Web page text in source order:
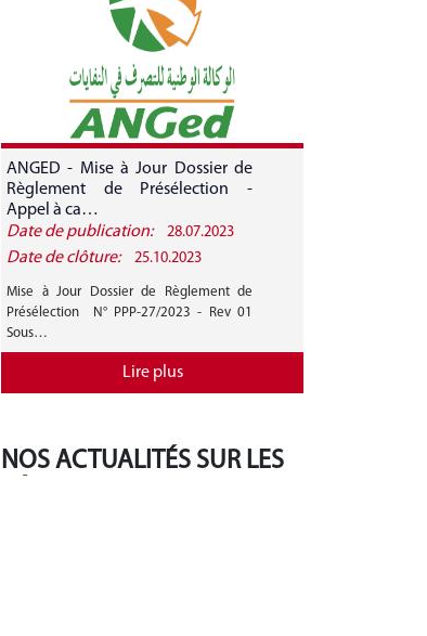
ANGED - Mise à Jour Dossier de
Règlement de Présélection -
Appel à ca…
Date de publication:
28.07.2023
Date de clôture: 25.10.2023
Mise à Jour Dossier de Règlement de
Présélection N° PPP-27/2023 - Rev 01
Sous…
Lire plus
NOS ACTUALITÉS SUR LES